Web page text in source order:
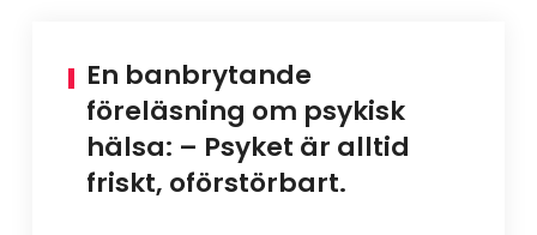
En banbrytande
föreläsning om psykisk
hälsa: – Psyket är alltid
friskt, oförstörbart.